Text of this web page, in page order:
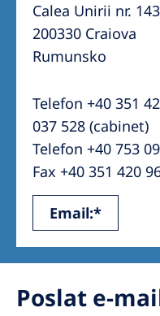
Australia
Philippines
United States of
NephroCare
Global Website
Calea Unirii nr. 143
200330 Craiova
Rumunsko
Telefon +40 351
037 528 (cabinet)
Telefon +40 753
Fax +40 351 420
Email:*
Poslat e-